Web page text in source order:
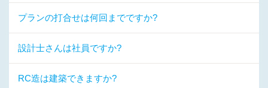
プランの打合せは何回までですか?
設計士さんは社員ですか?
RC造は建築できますか?